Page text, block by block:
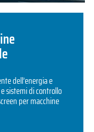
dell’energia e
sistemi di controllo
per macchine